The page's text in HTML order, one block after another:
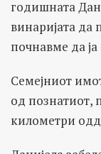
годишната
винаријата да
почнавме да
Семејниот
од познатиот,
километри